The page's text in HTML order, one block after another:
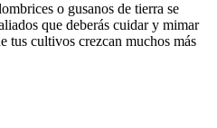
o gusanos de tierra se
que deberás cuidar y mimar
tus cultivos crezcan muchos más